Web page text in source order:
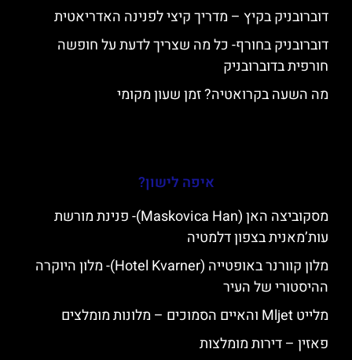
דוברובניק בקיץ – מדריך קיצי לפנינה האדריאטית
דוברובניק בחורף- כל מה שצריך לדעת על חופשה
חורפית בדוברובניק
מה השעה בקרואטיה? זמן שעון מקומי
איפה לישון?
מסקוביצה האן (Maskovica Han)- פנינת מורשת
עות’מאנית בצפון דלמטיה
מלון קוורנר באופטייה (Hotel Kvarner)- מלון היוקרה
ההיסטורי של העיר
מלייט Mljet והאיים הסמוכים – מלונות מומלצים
פאזין – דירות מומלצות